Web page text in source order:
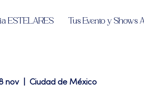
ESTELARES Tus Evento y Shows
nov Ciudad de México